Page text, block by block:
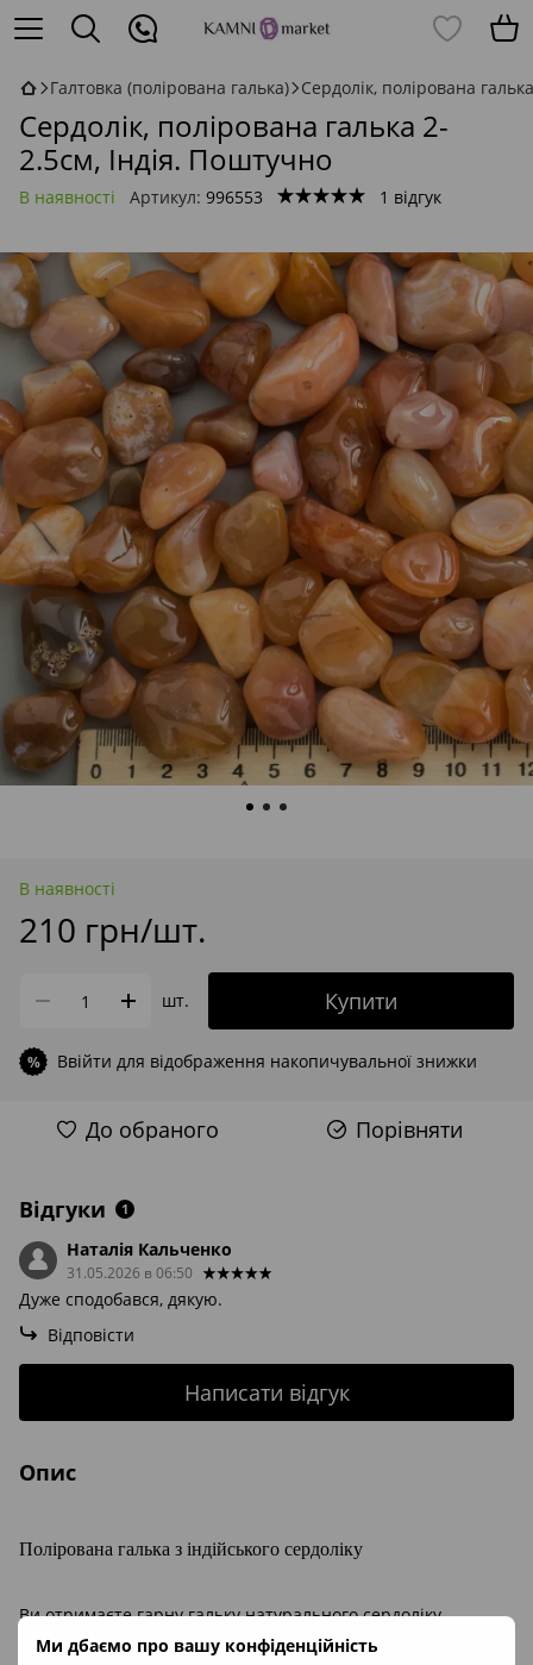
Ми дбаємо про вашу конфіденційність
Галтовка (полірована галька) Сердолік, полірована
Сердолік, полірована галька 2-
2.5см, Індія. Поштучно
В наявності Артикул: 996553 1 відгук
В наявності
210 грн/шт.
шт. Купити
% Ввійти для відображення накопичувальної знижки
До обраного Порівняти
Відгуки 1
Наталія Кальченко
31.05.2026 в 06:50
Дуже сподобався, дякую.
Відповісти
Написати відгук
Опис
Полірована галька з індійського сердоліку
Ви отримаєте гарну гальку натурального сердоліку
(карнеолу) природного кольору розміром близько 20-25мм.